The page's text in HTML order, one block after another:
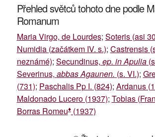
Přehled světců tohoto dne podle
Romanum
Maria Virgo, de Lourdes; Soteris (asi
Numidia (začátkem IV. s.); Castrensis
neznámé); Secundinus, ep. in Apulia
Severinus, abbas Agaunen. (s. VI.);
(731); Paschalis Pp I. (824); Ardanus
Maldonado Lucero (1937); Tobias
Borras Romeu♦(1937)